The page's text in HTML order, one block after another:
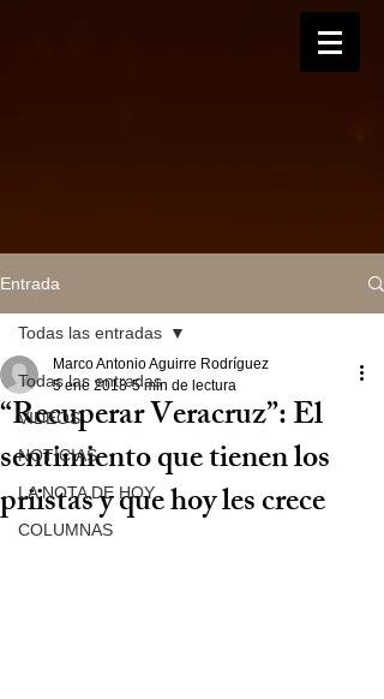
Entrada
Todas las entradas
VIDEOS
NOTICIAS
LA NOTA DE HOY
COLUMNAS
Todas las entradas
“Recuperar Veracruz”: El
sentimiento que tienen los
priistas y que hoy les crece
Marco Antonio Aguirre Rodríguez
5 ene 2018 5 min de lectura